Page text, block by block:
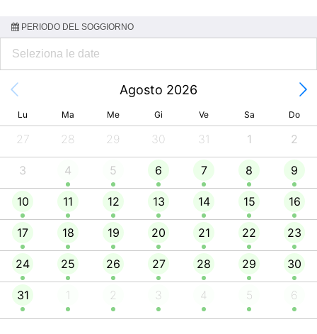
PERIODO DEL SOGGIORNO
Agosto 2026
Lu Ma Me Gi Ve Sa Do
27 28 29 30 31 1 2
3 4 5 6 7 8 9
10 11 12 13 14 15 16
17 18 19 20 21 22 23
24 25 26 27 28 29 30
31 1 2 3 4 5 6